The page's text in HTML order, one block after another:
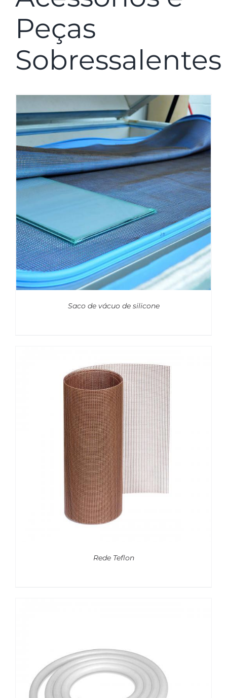
Peças
Sobressalentes
Saco de vácuo de silicone
Rede Teflon